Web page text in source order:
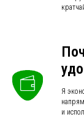
Я
и